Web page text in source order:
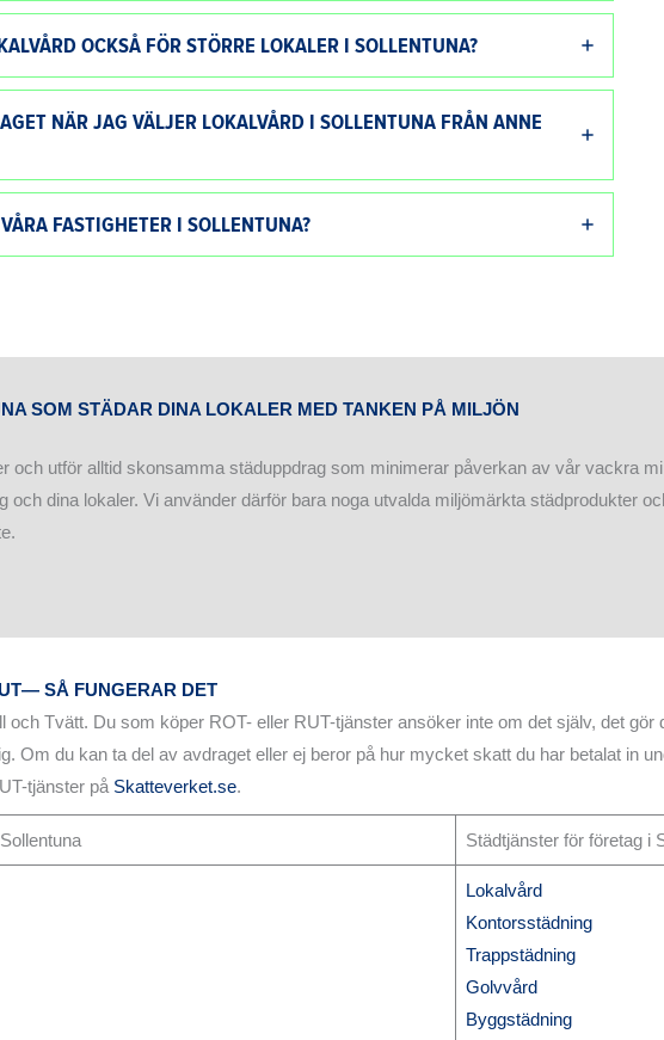
OCKSÅ FÖR STÖRRE LOKALER I SOLLENTUNA?
NÄR JAG VÄLJER LOKALVÅRD I SOLLENTUNA FRÅN ANNE
FASTIGHETER I SOLLENTUNA?
SOM STÄDAR DINA LOKALER MED TANKEN PÅ MILJÖN
och utför alltid skonsamma städuppdrag som minimerar påverkan av vår vackra
och dina lokaler. Vi använder därför bara noga utvalda miljömärkta städprodukter
SÅ FUNGERAR DET
och Tvätt. Du som köper ROT- eller RUT-tjänster ansöker inte om det själv, det
Om du kan ta del av avdraget eller ej beror på hur mycket skatt du har betalat in
tjänster på Skatteverket.se.
Städtjänster för företag i
Lokalvård
Kontorsstädning
Trappstädning
Golvvård
Byggstädning